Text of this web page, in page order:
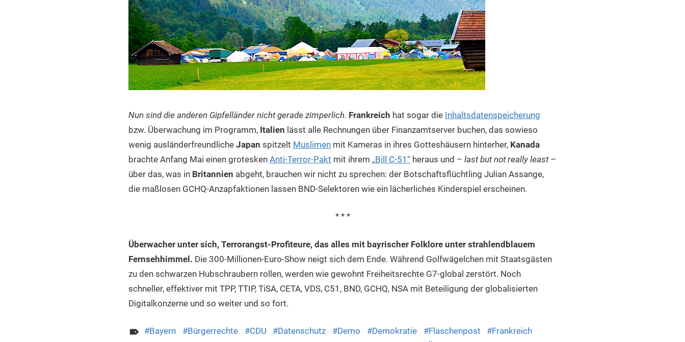
Nun sind die anderen Gipfelländer nicht gerade zimperlich. Frankreich hat sogar die Inhaltsdatenspeicherung
bzw. Überwachung im Programm, Italien lässt alle Rechnungen über Finanzamtserver buchen, das sowieso
wenig ausländerfreundliche Japan spitzelt Muslimen mit Kameras in ihres Gotteshäusern hinterher, Kanada
brachte Anfang Mai einen grotesken Anti-Terror-Pakt mit ihrem „Bill C-51“ heraus und – last but not really least–
über das, was in Britannien abgeht, brauchen wir nicht zu sprechen: der Botschaftsflüchtling Julian Assange,
die maßlosen GCHQ-Anzapfaktionen lassen BND-Selektoren wie ein lächerliches Kinderspiel erscheinen.
* * *
Überwacher unter sich, Terrorangst-Profiteure, das alles mit bayrischer Folklore unter strahlendblauem
Fernsehhimmel. Die 300-Millionen-Euro-Show neigt sich dem Ende. Während Golfwägelchen mit Staatsgästen
zu den schwarzen Hubschraubern rollen, werden wie gewohnt Freiheitsrechte G7-global zerstört. Noch
schneller, effektiver mit TPP, TTIP, TiSA, CETA, VDS, C51, BND, GCHQ, NSA mit Beteiligung der globalisierten
Digitalkonzerne und so weiter und so fort.
Bayern Bürgerrechte CDU Datenschutz Demo Demokratie Flaschenpost
Frankreich